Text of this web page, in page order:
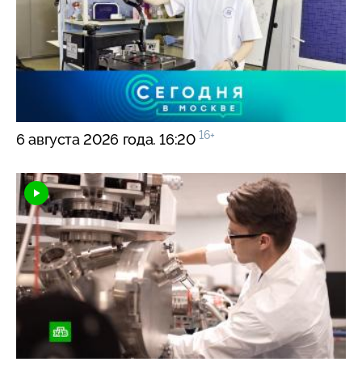
6 августа 2026 года. 16:20 16+